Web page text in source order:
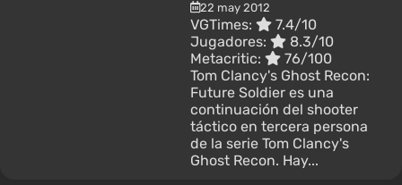
22 may 2012
VGTimes:
7.4/10
Jugadores:
8.3/10
Metacritic:
76/100
Tom Clancy's Ghost Recon:
Future Soldier es una
continuación del shooter
táctico en tercera persona
de la serie Tom Clancy's
Ghost Recon. Hay...